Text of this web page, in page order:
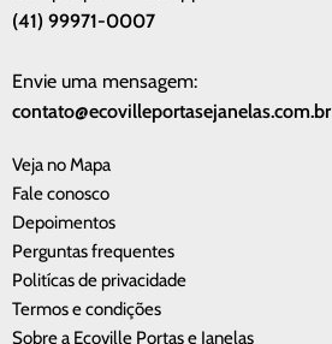
(41) 99971-0007
Envie uma mensagem:
contato@ecovilleportasejanelas.com.br
Veja no Mapa
Fale conosco
Depoimentos
Perguntas frequentes
Politícas de privacidade
Termos e condições
Sobre a Ecoville Portas e Janelas